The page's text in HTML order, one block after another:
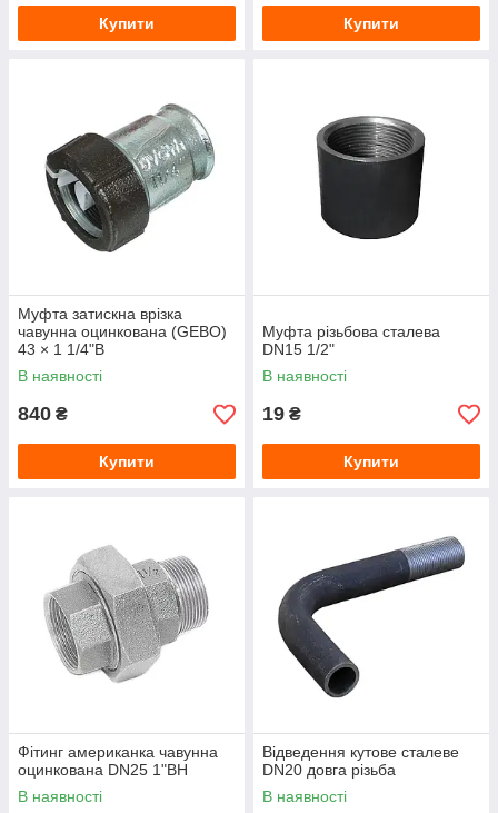
Купити Купити
Муфта затискна врізка
чавунна оцинкована (GEBO)
43 × 1 1/4"В
В наявності
840 ₴
Купити
Муфта різьбова сталева
DN15 1/2"
В наявності
19 ₴
Купити
Фітинг американка чавунна
оцинкована DN25 1"ВН
В наявності
Відведення кутове сталеве
DN20 довга різьба
В наявності